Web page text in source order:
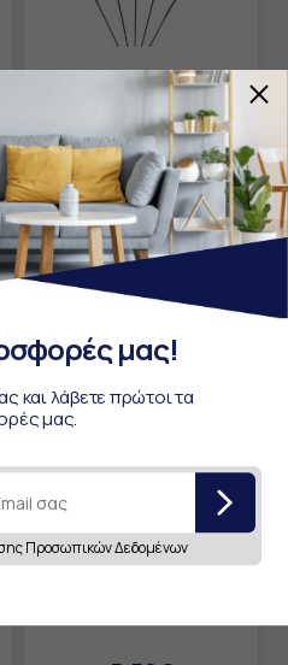
μας!
και λάβετε πρώτοι τα
μας.
Προσωπικών Δεδομένων
373-82-755
Λουλόυδι 1/5 70εκ
διαφορα χρώματα 3110
1,65€
717-123-038